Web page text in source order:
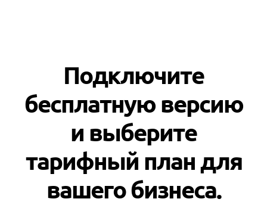
Подключите
бесплатную версию
и выберите
тарифный план для
вашего бизнеса.